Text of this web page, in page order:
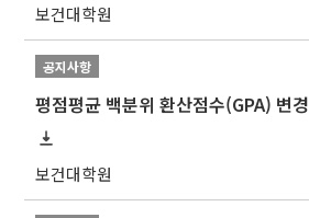
보건대학원
공지사항
평점평균 백분위 환산점수(GPA) 변경
보건대학원